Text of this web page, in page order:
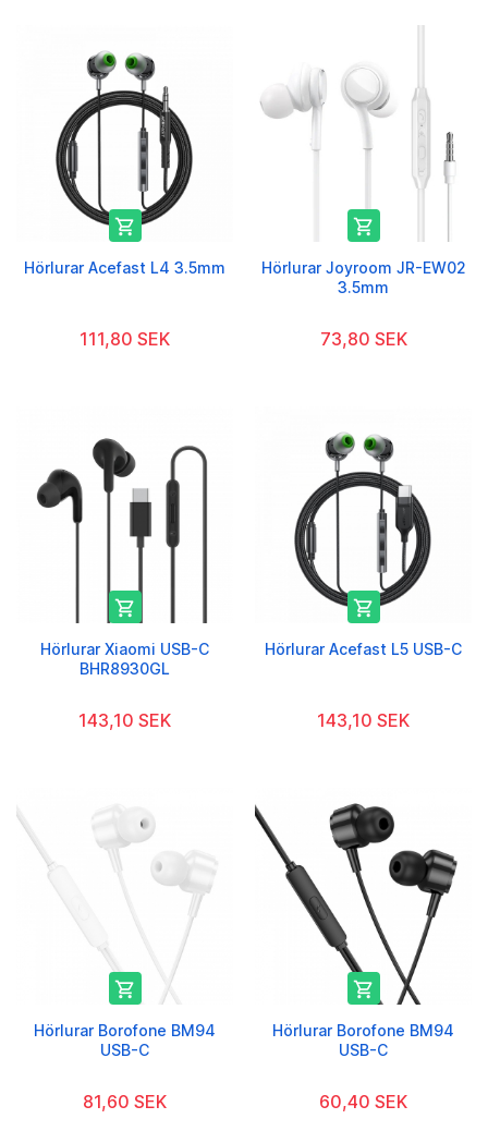

Hörlurar Acefast L4 3.5mm
111,80 SEK

Hörlurar Joyroom JR-EW02
3.5mm
73,80 SEK

Hörlurar Xiaomi USB-C
BHR8930GL
143,10 SEK

Hörlurar Acefast L5 USB-C
143,10 SEK

Hörlurar Borofone BM94
USB-C
81,60 SEK

Hörlurar Borofone BM94
USB-C
60,40 SEK